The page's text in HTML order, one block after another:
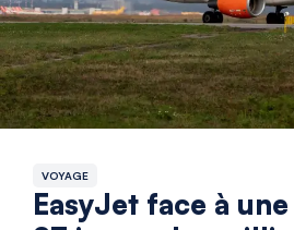
VOYAGE
EasyJet face à